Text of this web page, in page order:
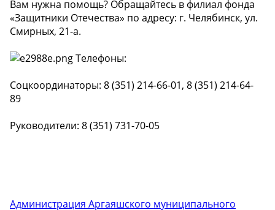
Вам нужна помощь? Обращайтесь в филиал фонда
«Защитники Отечества» по адресу: г. Челябинск, ул.
Смирных, 21-а.
Телефоны:
Соцкоординаторы: 8 (351) 214-66-01, 8 (351) 214-64-
89
Руководители: 8 (351) 731-70-05
Администрация Аргаяшского муниципального